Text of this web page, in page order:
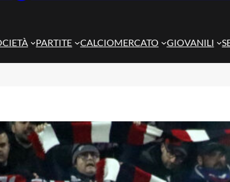
PARTITE CALCIOMERCATO GIOVANILI